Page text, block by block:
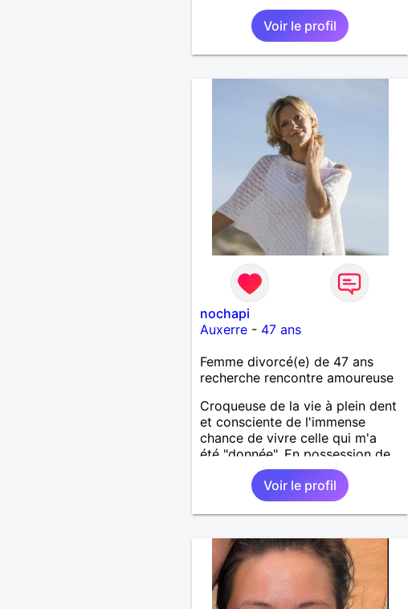
Voir le profil
nochapi
Auxerre- 47 ans
Femme divorcé(e) de 47 ans
recherche rencontre amoureuse
Croqueuse de la vie à plein dent
et consciente de l'immense
chance de vivre celle qui m'a
été "donnée". En possession de
toutes ses facultés mentales et
physiques. Célibataire mais pas
solitaire, je mène une vie bien
remplie. Je ne suis pas sur ce
représentatrice de la Femme
Divorcée Mal dans sa peau. A
bientôt.
Voir le profil